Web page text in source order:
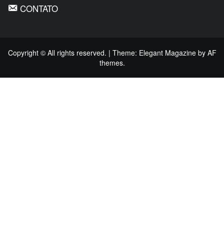
CONTATO
Copyright © All rights reserved. | Theme: Elegant Magazineby AF
themes.